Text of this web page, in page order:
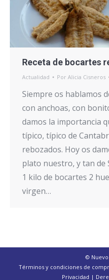
Receta de bocartes
Actualidad Por Alicia Cisneros
Siempre os hablamos
con anchoas, con
damos la importancia
típico, típico de
rebozados. Hoy os
plato nuestro, y tan
1 kilo de bocartes 2
virgen…
© Nuevo
Términos y condiciones de
Privacidad |